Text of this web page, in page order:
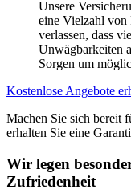
Unsere
eine Vielzahl von
verlassen, dass
Unwägbarkeiten
Sorgen um
Kostenlose Angebote
Machen Sie sich bereit
erhalten Sie eine
Wir legen
Zufriedenheit